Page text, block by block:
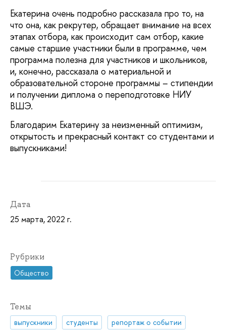
Екатерина очень подробно рассказала про то, на
что она, как рекрутер, обращает внимание на всех
этапах отбора, как происходит сам отбор, какие
самые старшие участники были в программе, чем
программа полезна для участников и школьников,
и, конечно, рассказала о материальной и
образовательной стороне программы – стипендии
и получении диплома о переподготовке НИУ
ВШЭ.
Благодарим Екатерину за неизменный оптимизм,
открытость и прекрасный контакт со студентами и
выпускниками!
Дата
25 марта, 2022 г.
Рубрики
Общество
Темы
выпускники студенты
репортаж о событии